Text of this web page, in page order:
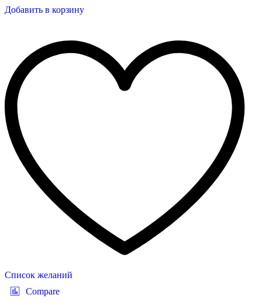
Добавить в корзину
Список желаний
Compare